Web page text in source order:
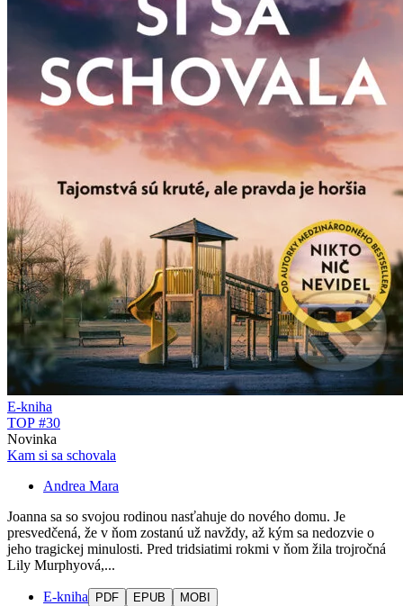
E-kniha
TOP #30
Novinka
Kam si sa schovala
Andrea Mara
Joanna sa so svojou rodinou nasťahuje do nového domu. Je
presvedčená, že v ňom zostanú už navždy, až kým sa nedozvie o
jeho tragickej minulosti. Pred tridsiatimi rokmi v ňom žila trojročná
Lily Murphyová,...
E-kniha PDF EPUB MOBI